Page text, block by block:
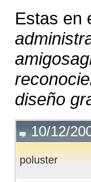
Estas en
diseño
10/12/
poluster